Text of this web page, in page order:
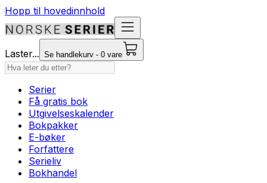
Hopp til hovedinnhold
Laster... Se handlekurv - 0 vare
Serier
Få gratis bok
Utgivelseskalender
Bokpakker
E-bøker
Forfattere
Serieliv
Bokhandel